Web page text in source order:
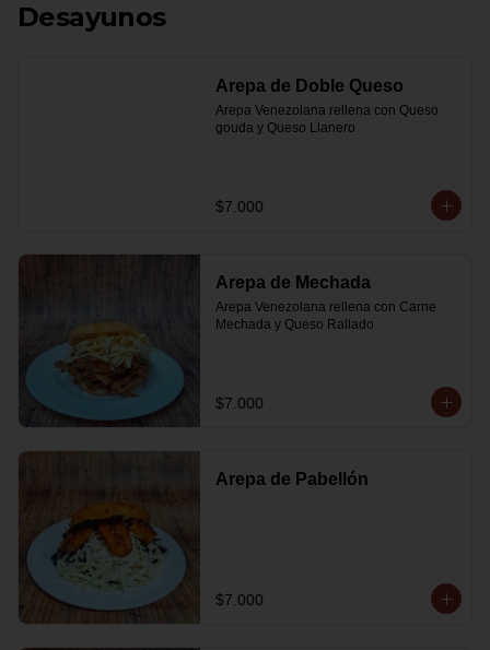
Desayunos
Arepa de Doble Queso
Arepa Venezolana rellena con Queso
gouda y Queso Llanero
$7.000
Arepa de Mechada
Arepa Venezolana rellena con Carne
Mechada y Queso Rallado
$7.000
Arepa de Pabellón
$7.000